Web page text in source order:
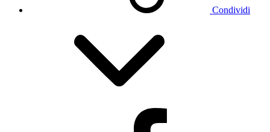
Condividi